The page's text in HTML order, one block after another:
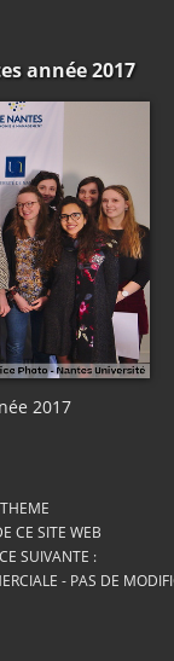
année 2017
2017
CE SITE WEB
SUIVANTE :
- PAS DE